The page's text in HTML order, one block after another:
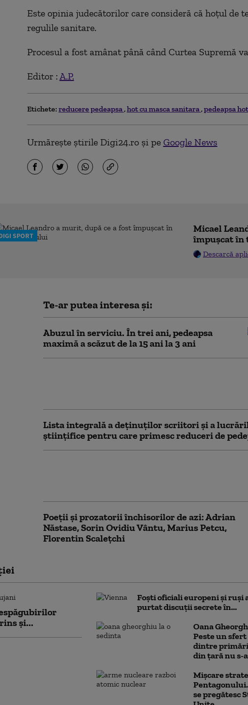
Este opinia judecătorilor care consideră că hoțul de
regulile sanitare.
Procesul a fost amânat până când Curtea Supremă
Editor : A.P.
Etichete: reducere pedeapsa hot cu masca sanitara pedeapsa hot
Urmărește știrile Digi24.ro și pe Google News
SPORT
Micael
împușcat
Descarcă
Te-ar putea interesa și:
Abuzul în serviciu. În trei ani, pedeapsa
maximă a scăzut de la 15 ani la 3 ani
Lista integrală a deținuților scriitori și a
științifice pentru care primesc reduceri de
Poeții și prozatorii închisorilor de azi: Adrian
Năstase, Sorin Ovidiu Vântu, Marius Petcu,
Florentin Scalețchi
și...
Foști oficiali europeni și ruși
purtat discuții secrete în...
Oana
Peste un sfert
dintre
din țară nu s-
Mișcare
se pregătesc